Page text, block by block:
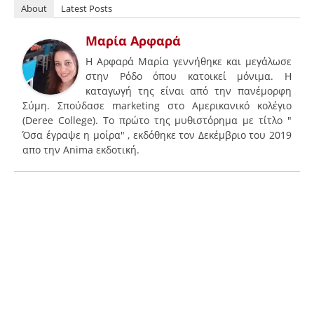
About Latest Posts
Μαρία Αρφαρά
H Aρφαρά Μαρία γεννήθηκε και μεγάλωσε
στην Ρόδο όπου κατοικεί μόνιμα. Η
καταγωγή της είναι από την πανέμορφη
Σύμη. Σπούδασε marketing στο Αμερικανικό κολέγιο
(Deree College). To πρώτο της μυθιστόρημα με τίτλο "
Όσα έγραψε η μοίρα" , εκδόθηκε τον Δεκέμβριο του 2019
απο την Αnima εκδοτική.